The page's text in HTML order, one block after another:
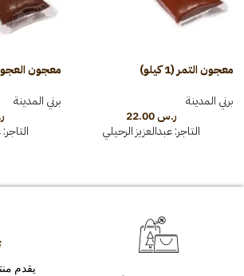
معجون التمر (1 كيلو)
برني المدينة
ر.س22.00
التاجر:عبدالعزيز الرحيلي
معجون العجوة
برني المدينة
التاجر:
يقدم